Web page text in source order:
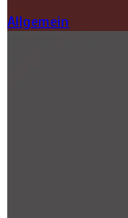
Allgemein